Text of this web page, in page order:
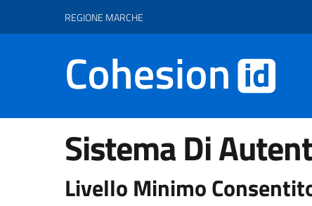
REGIONE MARCHE
Sistema Di
Livello Minimo